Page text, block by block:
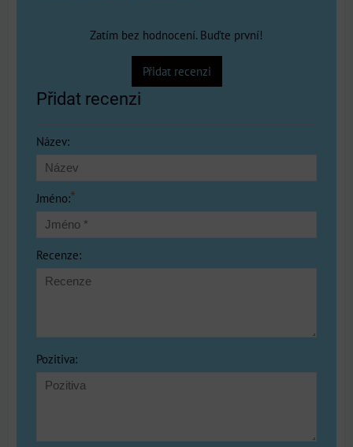
Zatím bez hodnocení. Buďte první!
Přidat recenzi
Přidat recenzi
Název:
Jméno:*
Recenze:
Pozitiva: